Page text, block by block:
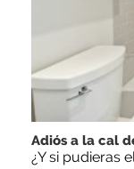
Adiós a la cal
¿Y si pudieras